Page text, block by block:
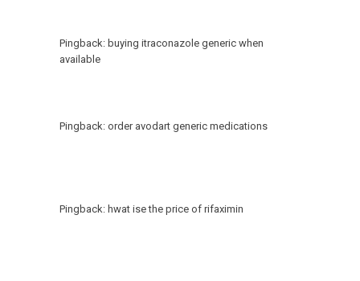
Pingback: buying itraconazole generic when
available
Pingback: order avodart generic medications
Pingback: hwat ise the price of rifaximin